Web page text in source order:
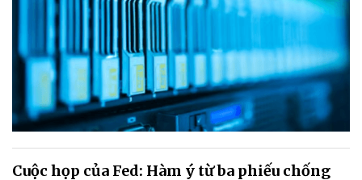
Cuộc họp của Fed: Hàm ý từ ba phiếu chống